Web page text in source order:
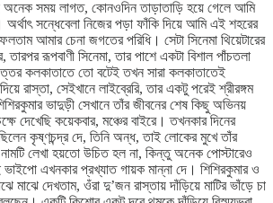
সময় লাগত, কোনওদিন তাড়াতাড়ি হয়ে গেলে আমি
সন্ধেবেলা নিজের পড়া ফাঁকি দিয়ে আমি এই শহরের
আমার চেনা জগতের পরিধি। সেটা সিনেমা থিয়েটারের
তারপর রূপবাণী সিনেমা, তার পাশে একটা বিশাল পাঁচতলা
কলকাতাতে তো বটেই তখন সারা কলকাতাতেই
রাস্তা, সেইখানে লাইব্রেরি, তার একটু পরেই শ্রীরঙ্গম
ভাদুড়ী সেখানে তাঁর জীবনের শেষ কিছু অভিনয়
দেখেছি কয়েকবার, মঞ্চের বাইরে। তখনকার দিনের
কৃষ্ণচন্দ্র দে, তিনি অন্ধ, তাই লোকের মুখে তাঁর
লেখা হয়তো উচিত হল না, কিন্তু অনেক পোস্টারেও
এখনকার প্রখ্যাত গায়ক মান্না দে। শিশিরকুমার ও
মাঝে দেখতাম, ওঁরা দু’জন রাস্তায় দাঁড়িয়ে মাটির ভাঁড়ে চা